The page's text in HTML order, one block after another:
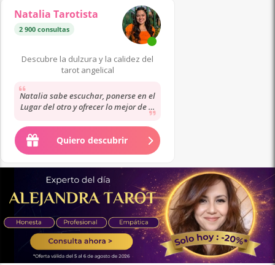
Natalia Tarotista
2 900 consultas
Descubre la dulzura y la calidez del
tarot angelical
Natalia sabe escuchar, ponerse en el
Lugar del otro y ofrecer lo mejor de sí
Gracias...
Quiero descubrir